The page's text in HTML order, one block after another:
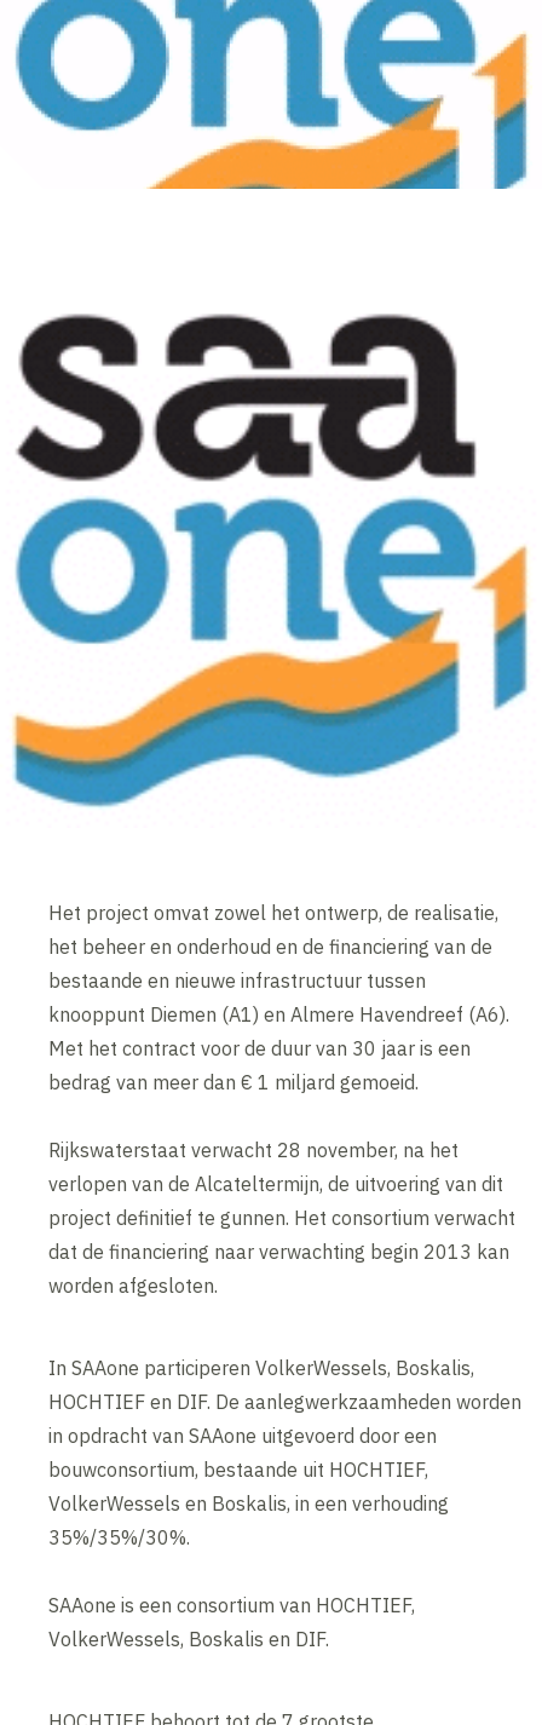
Het project omvat zowel het ontwerp, de realisatie,
het beheer en onderhoud en de financiering van de
bestaande en nieuwe infrastructuur tussen
knooppunt Diemen (A1) en Almere Havendreef (A6).
Met het contract voor de duur van 30 jaar is een
bedrag van meer dan € 1 miljard gemoeid.
Rijkswaterstaat verwacht 28 november, na het
verlopen van de Alcateltermijn, de uitvoering van dit
project definitief te gunnen. Het consortium verwacht
dat de financiering naar verwachting begin 2013 kan
worden afgesloten.
In SAAone participeren VolkerWessels, Boskalis,
HOCHTIEF en DIF. De aanlegwerkzaamheden worden
in opdracht van SAAone uitgevoerd door een
bouwconsortium, bestaande uit HOCHTIEF,
VolkerWessels en Boskalis, in een verhouding
35%/35%/30%.
SAAone is een consortium van HOCHTIEF,
VolkerWessels, Boskalis en DIF.